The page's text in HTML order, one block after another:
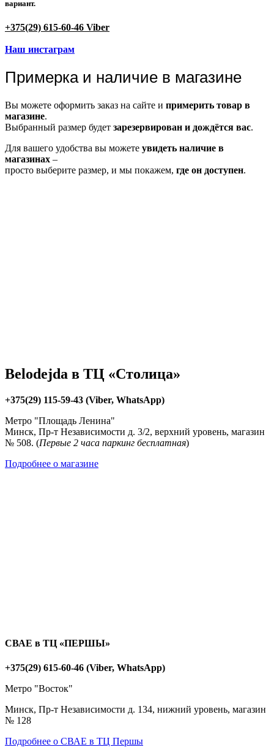
вариант.
+375(29) 615-60-46 Viber
Наш инстаграм
Примерка и наличие в магазине
Вы можете оформить заказ на сайте и примерить товар в
магазине.
Выбранный размер будет зарезервирован и дождётся вас.
Для вашего удобства вы можете увидеть наличие в
магазинах –
просто выберите размер, и мы покажем, где он доступен.
Belodejda в ТЦ «Столица»
+375(29) 115-59-43 (Viber, WhatsApp)
Метро "Площадь Ленина"
Минск, Пр-т Независимости д. 3/2, верхний уровень, магазин
№ 508. (Первые 2 часа паркинг бесплатная)
Подробнее о магазине
СВАЕ в ТЦ «ПЕРШЫ»
+375(29) 615-60-46 (Viber, WhatsApp)
Метро "Восток"
Минск, Пр-т Независимости д. 134, нижний уровень, магазин
№ 128
Подробнее о СВАЕ в ТЦ Першы